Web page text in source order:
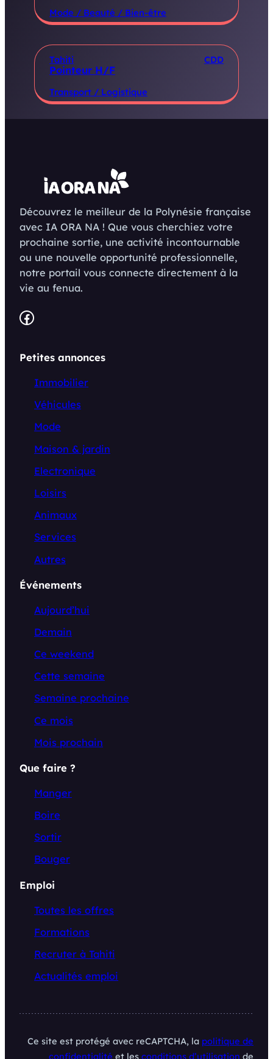
Mode / Beauté / Bien-être
Tahiti CDD
Pointeur H/F
Transport / Logistique
Découvrez le meilleur de la Polynésie française
avec IA ORA NA ! Que vous cherchiez votre
prochaine sortie, une activité incontournable
ou une nouvelle opportunité professionnelle,
notre portail vous connecte directement à la
vie au fenua.
Facebook
Petites annonces
Immobilier
Véhicules
Mode
Maison & jardin
Electronique
Loisirs
Animaux
Services
Autres
Événements
Aujourd’hui
Demain
Ce weekend
Cette semaine
Semaine prochaine
Ce mois
Mois prochain
Que faire ?
Manger
Boire
Sortir
Bouger
Emploi
Toutes les offres
Formations
Recruter à Tahiti
Actualités emploi
Ce site est protégé avec reCAPTCHA, la politique de
confidentialité et les conditions d’utilisation de